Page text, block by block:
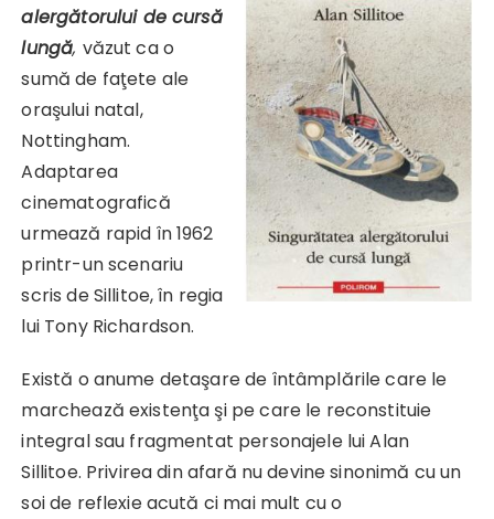
alergătorului de cursă
lungă, văzut ca o
sumă de faţete ale
oraşului natal,
Nottingham.
Adaptarea
cinematografică
urmează rapid în 1962
printr-un scenariu
scris de Sillitoe, în regia
lui Tony Richardson.
Există o anume detaşare de întâmplările care le
marchează existenţa şi pe care le reconstituie
integral sau fragmentat personajele lui Alan
Sillitoe. Privirea din afară nu devine sinonimă cu un
soi de reflexie acută ci mai mult cu o